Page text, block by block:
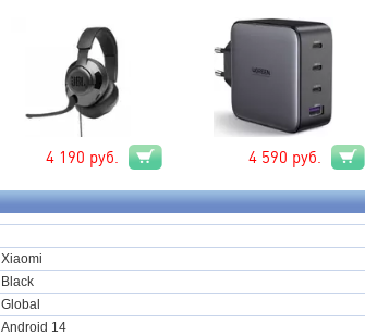
4 190 руб. 4 590 руб.
Xiaomi
Black
Global
Android 14